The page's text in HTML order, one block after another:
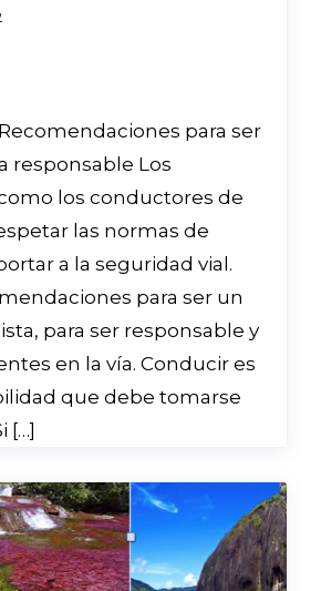
para ser
responsable Los
los conductores de
las normas de
a la seguridad vial.
para ser un
para ser responsable y
en la vía. Conducir es
que debe tomarse
[…]